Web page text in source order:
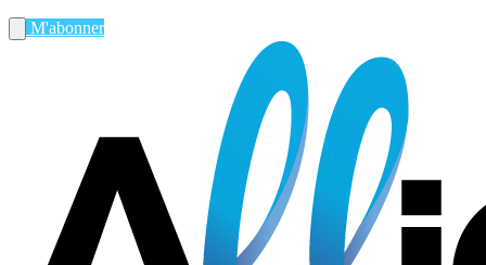
M'abonner